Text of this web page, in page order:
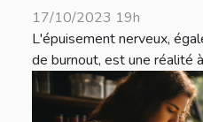
17/10/2023 19h
L'épuisement nerveux,
de burnout, est une réalité